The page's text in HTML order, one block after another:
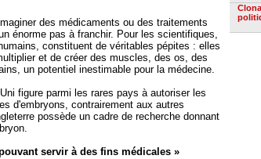
des médicaments ou des traitements
énorme pas à franchir. Pour les scientifiques,
constituent de véritables pépites : elles
et de créer des muscles, des os, des
un potentiel inestimable pour la médecine.
figure parmi les rares pays à autoriser les
d'embryons, contrairement aux autres
possède un cadre de recherche donnant
servir à des fins médicales »